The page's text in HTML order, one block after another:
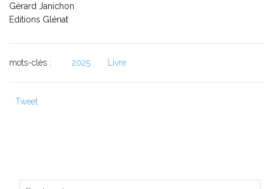
Gérard Janichon
Editions Glénat
mots-clés : 2025 Livre
Tweet